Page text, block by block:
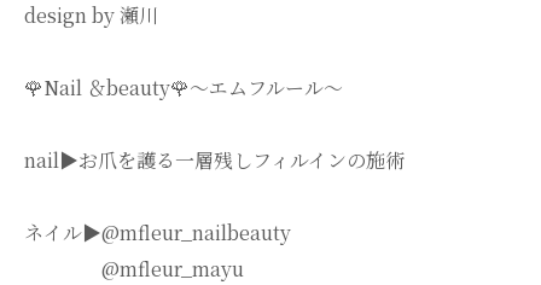
design by 瀬川
🌹Nail ＆beauty🌹〜エムフルール〜
nail▶︎お爪を護る一層残しフィルインの施術
ネイル▶︎@mfleur_nailbeauty
@mfleur_mayu